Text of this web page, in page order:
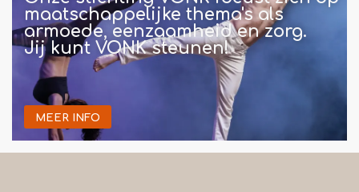
maatschappelijke thema's als
armoede, eenzaamheid en zorg.
Jij kunt VONK steunen!
MEER INFO